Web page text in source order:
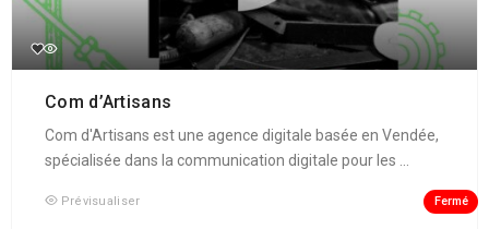
Com d’Artisans
Com d'Artisans est une agence digitale basée en Vendée,
spécialisée dans la communication digitale pour les ...
Prévisualiser Fermé